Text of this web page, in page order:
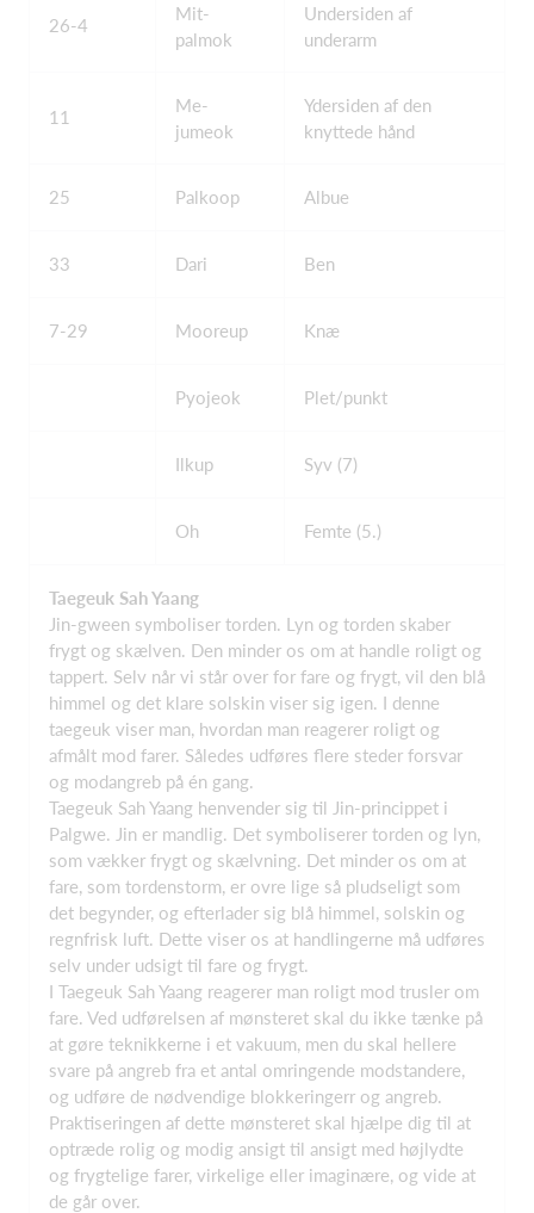
26-4
Mit-
palmok
Undersiden af
underarm
11
Me-
jumeok
Ydersiden af den
knyttede hånd
25 Palkoop Albue
33 Dari Ben
7-29 Mooreup Knæ
Pyojeok Plet/punkt
Ilkup Syv (7)
Oh Femte (5.)
Taegeuk Sah Yaang
Jin-gween symboliser torden. Lyn og torden skaber
frygt og skælven. Den minder os om at handle roligt og
tappert. Selv når vi står over for fare og frygt, vil den blå
himmel og det klare solskin viser sig igen. I denne
taegeuk viser man, hvordan man reagerer roligt og
afmålt mod farer. Således udføres flere steder forsvar
og modangreb på én gang.
Taegeuk Sah Yaang henvender sig til Jin-princippet i
Palgwe. Jin er mandlig. Det symboliserer torden og lyn,
som vækker frygt og skælvning. Det minder os om at
fare, som tordenstorm, er ovre lige så pludseligt som
det begynder, og efterlader sig blå himmel, solskin og
regnfrisk luft. Dette viser os at handlingerne må udføres
selv under udsigt til fare og frygt.
I Taegeuk Sah Yaang reagerer man roligt mod trusler om
fare. Ved udførelsen af mønsteret skal du ikke tænke på
at gøre teknikkerne i et vakuum, men du skal hellere
svare på angreb fra et antal omringende modstandere,
og udføre de nødvendige blokkeringerr og angreb.
Praktiseringen af dette mønsteret skal hjælpe dig til at
optræde rolig og modig ansigt til ansigt med højlydte
og frygtelige farer, virkelige eller imaginære, og vide at
de går over.